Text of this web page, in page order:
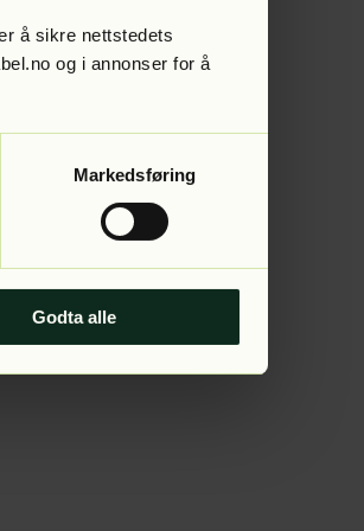
å sikre nettstedets
og i annonser for å
Markedsføring
Godta alle